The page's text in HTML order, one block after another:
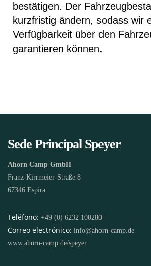
bestätigen. Der
kurzfristig ändern, sodass wir
Verfügbarkeit über den
garantieren können.
Sede Principal Speyer
Ahorn Camp GmbH
Franz-Kirrmeier-Straße 8
67346 Espira
Teléfono: +49 (0) 6232 100280
Correo electrónico: info@ahorn-camp.de
www.ahorn-camp.de/speyer